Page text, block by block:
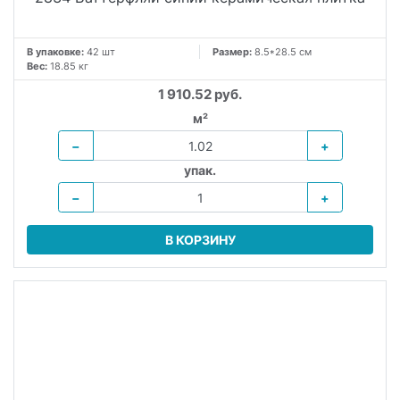
В упаковке: 42 шт Размер: 8.5*28.5 см
Вес: 18.85 кг
1 910.52 руб.
м²
−
+
упак.
−
+
В КОРЗИНУ